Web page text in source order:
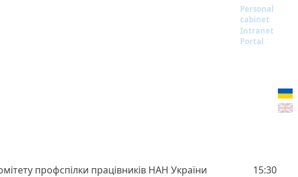
Personal
cabinet
Intranet
Portal
профспілки працівників НАН України
15:30